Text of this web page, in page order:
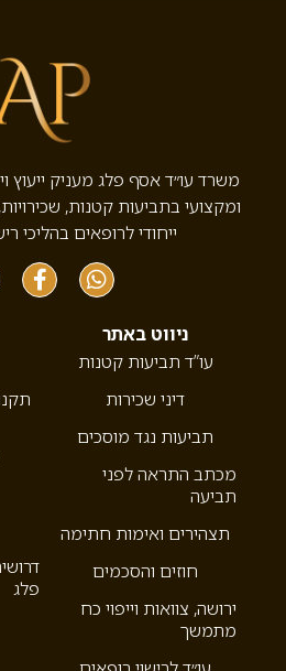
משרד עו״ד אסף פלג מעניק ייעוץ
ומקצועי בתביעות קטנות, שכירויות,
ייחודי לרופאים בהליכי
ניווט באתר
עו”ד תביעות קטנות
דיני שכירות
תביעות נגד מוסכים
מכתב התראה לפני
תביעה
תצהירים ואימות חתימה
חוזים והסכמים
ירושה, צוואות וייפוי כח
מתמשך
פלג